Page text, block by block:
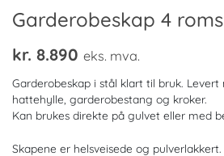
Garderobeskap 4 roms
kr. 8.890 eks. mva.
Garderobeskap i stål klart til bruk. Levert
hattehylle, garderobestang og kroker.
Kan brukes direkte på gulvet eller med
Skapene er helsveisede og pulverlakkert.